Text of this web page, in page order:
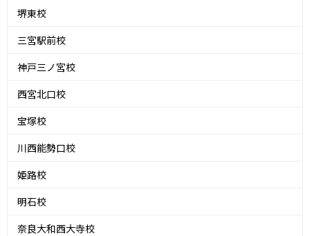
堺東校
三宮駅前校
神戸三ノ宮校
西宮北口校
宝塚校
川西能勢口校
姫路校
明石校
奈良大和西大寺校